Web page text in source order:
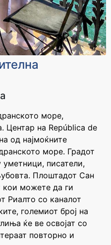
За уплата
39.000 - 42.000 ден
Cashback
2600 ден
3300 ден
За уплата
над 85.000 ден
Cashback
4100 ден
море,
Центар на República de
од најмоќните
море. Градот
уметници, писатели,
Плоштадот Сан
кои можете да ги
Риалто со каналот
големиот број на
ќе ве освојат со
повторно и